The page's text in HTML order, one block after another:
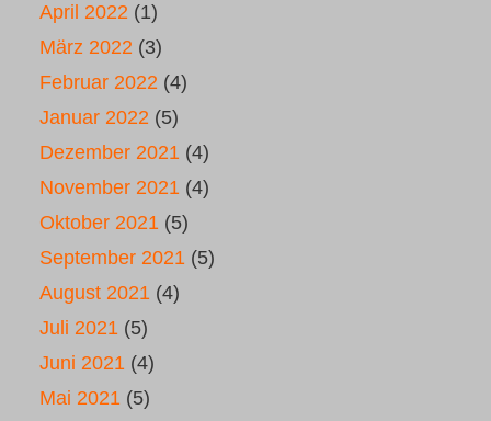
April 2022 (1)
März 2022 (3)
Februar 2022 (4)
Januar 2022 (5)
Dezember 2021 (4)
November 2021 (4)
Oktober 2021 (5)
September 2021 (5)
August 2021 (4)
Juli 2021 (5)
Juni 2021 (4)
Mai 2021 (5)